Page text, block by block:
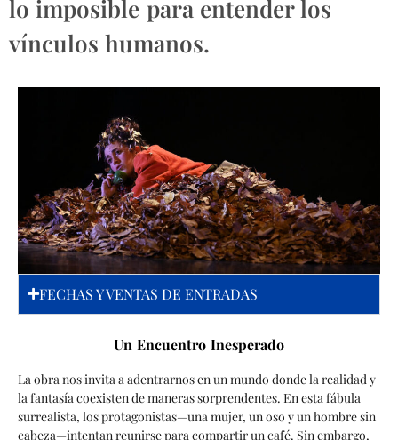
lo imposible para entender los
vínculos humanos.
FECHAS Y VENTAS DE ENTRADAS
Un Encuentro Inesperado
La obra nos invita a adentrarnos en un mundo donde la realidad y
la fantasía coexisten de maneras sorprendentes. En esta fábula
surrealista, los protagonistas—una mujer, un oso y un hombre sin
cabeza—intentan reunirse para compartir un café. Sin embargo,